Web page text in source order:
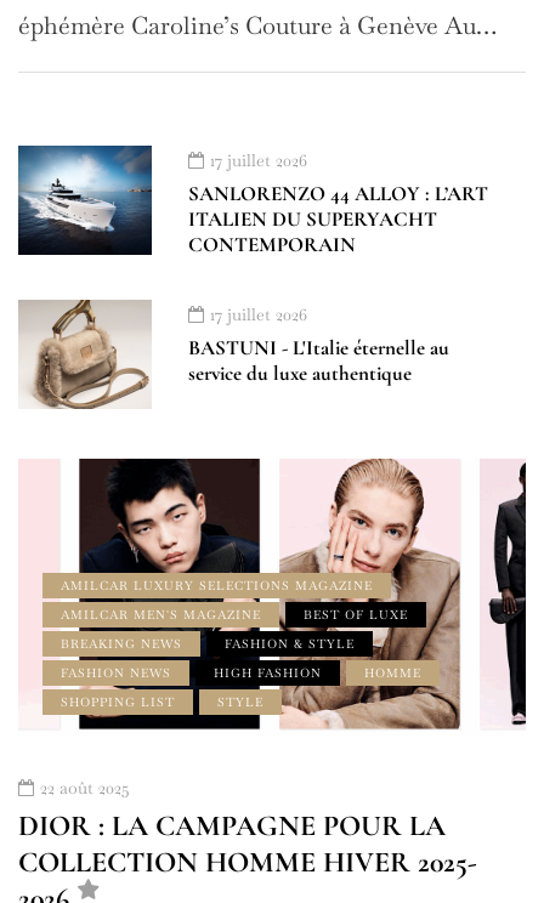
éphémère Caroline’s Couture à Genève Au…
17 juillet 2026
SANLORENZO 44 ALLOY : L’ART
ITALIEN DU SUPERYACHT
CONTEMPORAIN
17 juillet 2026
BASTUNI - L'Italie éternelle au
service du luxe authentique
AMILCAR LUXURY SELECTIONS MAGAZINE
AMILCAR MEN'S MAGAZINE
BEST OF LUXE
BREAKING NEWS
FASHION & STYLE
FASHION NEWS
HIGH FASHION
HOMME
SHOPPING LIST
STYLE
22 août 2025
DIOR : LA CAMPAGNE POUR LA
COLLECTION HOMME HIVER 2025-